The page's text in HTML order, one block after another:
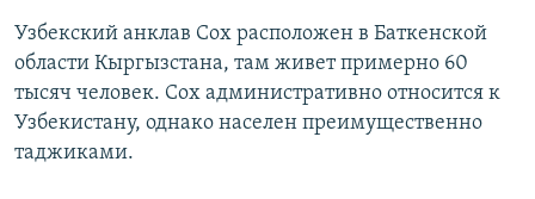
Узбекский анклав Сох расположен в Баткенской
области Кыргызстана, там живет примерно 60
тысяч человек. Сох административно относится к
Узбекистану, однако населен преимущественно
таджиками.